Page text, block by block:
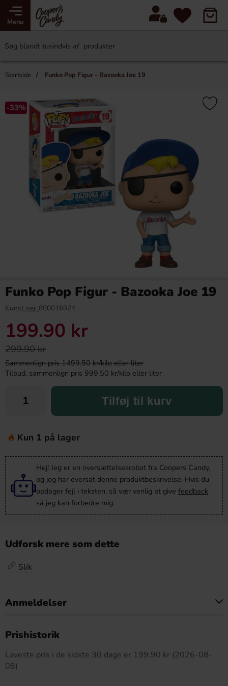
Menu
Startside Funko Pop Figur - Bazooka Joe 19
-33%
Funko Pop Figur - Bazooka Joe 19
Kunst nej: 800016924
199.90 kr
299.90 kr
Sammenlign pris 1499.50 kr/kilo eller liter
Tilbud, sammenlign pris 999.50 kr/kilo eller liter
Tilføj til kurv
Kun 1 på lager
Hej! Jeg er en oversættelsesrobot fra Coopers Candy,
og jeg har oversat denne produktbeskrivelse. Hvis du
opdager fejl i teksten, så vær venlig at give feedback
så jeg kan forbedre mig.
Udforsk mere som dette
Slik
Anmeldelser
Prishistorik
Laveste pris i de sidste 30 dage er 199.90 kr (2026-08-
08)